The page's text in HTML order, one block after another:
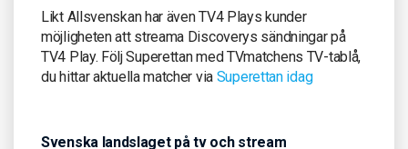
Likt Allsvenskan har även TV4 Plays kunder
möjligheten att streama Discoverys sändningar på
TV4 Play. Följ Superettan med TVmatchens TV-tablå,
du hittar aktuella matcher via Superettan idag
Svenska landslaget på tv och stream